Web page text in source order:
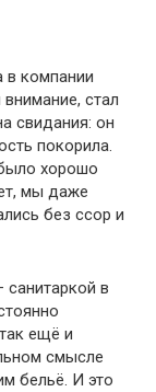
в компании
стал
свидания: он
покорила.
хорошо
мы даже
без ссор и
санитаркой в
ещё и
смысле
бельё. И это